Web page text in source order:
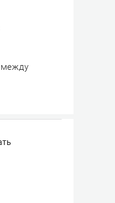
между